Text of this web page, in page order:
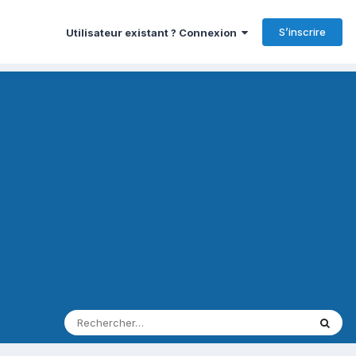
Utilisateur existant ? Connexion S’inscrire